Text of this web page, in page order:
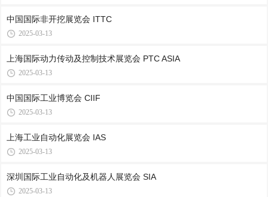
中国国际非开挖展览会 ITTC
2025-03-13
上海国际动力传动及控制技术展览会 PTC ASIA
2025-03-13
中国国际工业博览会 CIIF
2025-03-13
上海工业自动化展览会 IAS
2025-03-13
深圳国际工业自动化及机器人展览会 SIA
2025-03-13